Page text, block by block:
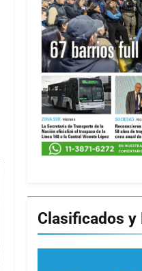
Clasificados y